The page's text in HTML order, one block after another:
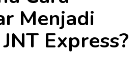
Menjadi
Express?